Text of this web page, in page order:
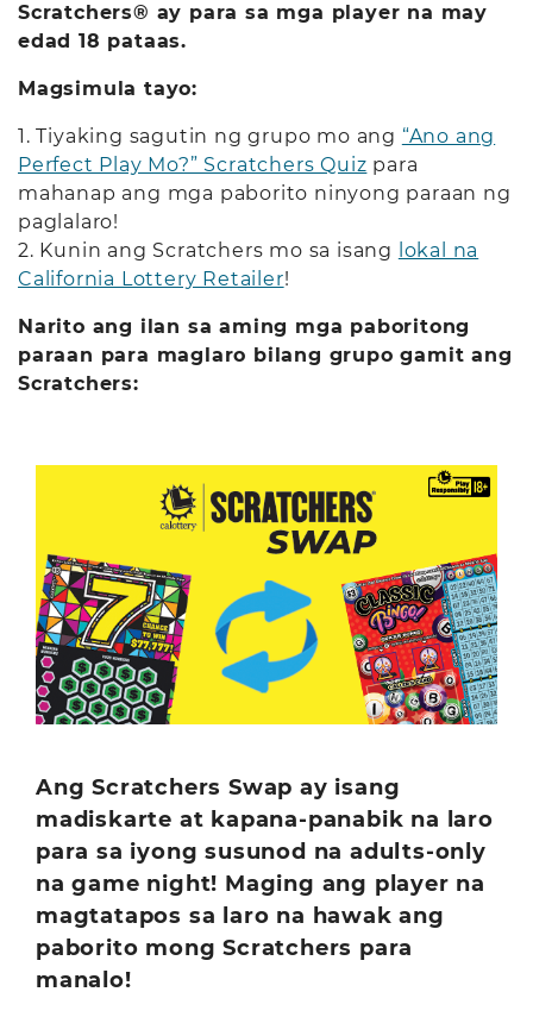
Scratchers® ay para sa mga player na may
edad 18 pataas.
Magsimula tayo:
1. Tiyaking sagutin ng grupo mo ang “Ano ang
Perfect Play Mo?” Scratchers Quiz para
mahanap ang mga paborito ninyong paraan ng
paglalaro!
2. Kunin ang Scratchers mo sa isang
lokal na
California Lottery Retailer!
Narito ang ilan sa aming mga paboritong
paraan para maglaro bilang grupo gamit ang
Scratchers:
Ang Scratchers Swap ay isang
madiskarte at kapana-panabik na laro
para sa iyong susunod na adults-only
na game night! Maging ang player na
magtatapos sa laro na hawak ang
paborito mong Scratchers para
manalo!